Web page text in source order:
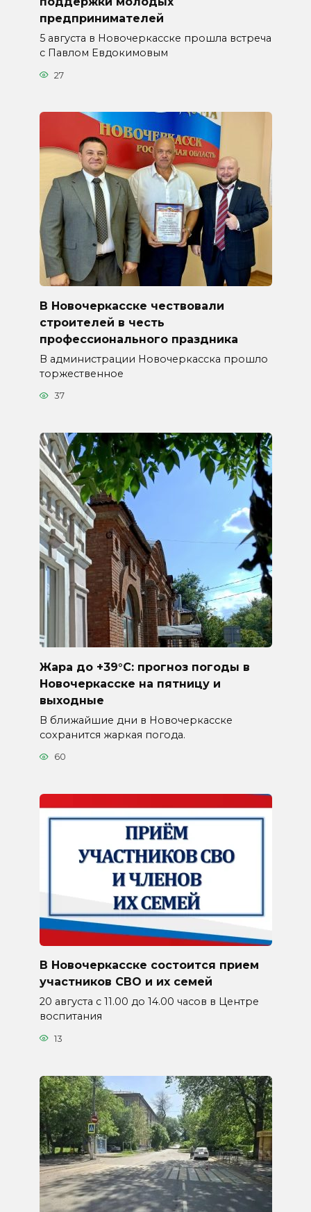
предпринимателей
5 августа в Новочеркасске прошла встреча
с Павлом Евдокимовым
27
В Новочеркасске чествовали
строителей в честь
профессионального праздника
В администрации Новочеркасска прошло
торжественное
37
Жара до +39°C: прогноз погоды в
Новочеркасске на пятницу и
выходные
В ближайшие дни в Новочеркасске
сохранится жаркая погода.
60
В Новочеркасске состоится прием
участников СВО и их семей
20 августа с 11.00 до 14.00 часов в Центре
воспитания
13